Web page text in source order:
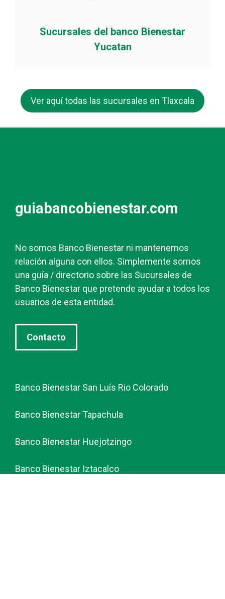
Sucursales del banco Bienestar
Yucatan
Ver aquí todas las sucursales en Tlaxcala
guiabancobienestar.com
No somos Banco Bienestar ni mantenemos
relación alguna con ellos. Simplemente somos
una guía / directorio sobre las Sucursales de
Banco Bienestar que pretende ayudar a todos los
usuarios de esta entidad.
Contacto
Banco Bienestar San Luís Rio Colorado
Banco Bienestar Tapachula
Banco Bienestar Huejotzingo
Banco Bienestar Iztacalco